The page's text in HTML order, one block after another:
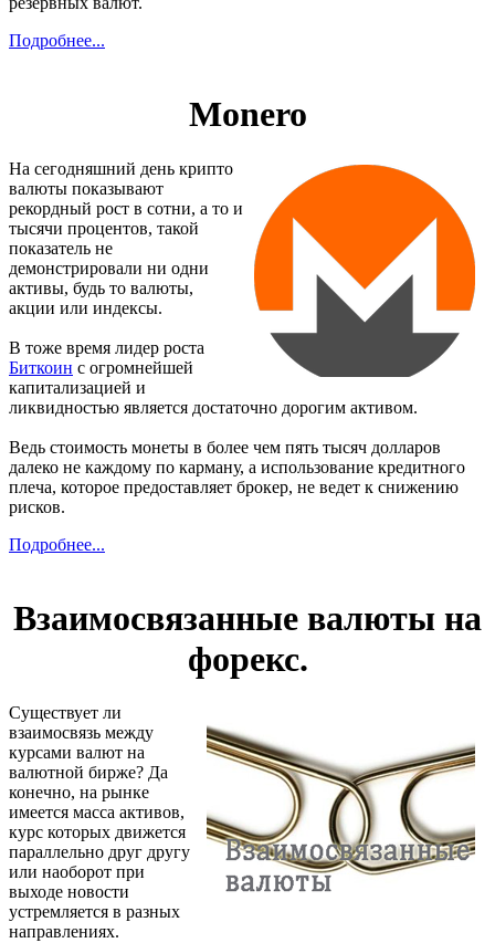
Подробнее...
Monero
На сегодняшний день крипто
валюты показывают
рекордный рост в сотни, а то и
тысячи процентов, такой
показатель не
демонстрировали ни одни
активы, будь то валюты,
акции или индексы.
В тоже время лидер роста
Биткоин с огромнейшей
капитализацией и
ликвидностью является достаточно дорогим активом.
Ведь стоимость монеты в более чем пять тысяч долларов
далеко не каждому по карману, а использование кредитного
плеча, которое предоставляет брокер, не ведет к снижению
рисков.
Подробнее...
Взаимосвязанные валюты на
форекс.
Существует ли
взаимосвязь между
курсами валют на
валютной бирже? Да
конечно, на рынке
имеется масса активов,
курс которых движется
параллельно друг другу
или наоборот при
выходе новости
устремляется в разных
направлениях.